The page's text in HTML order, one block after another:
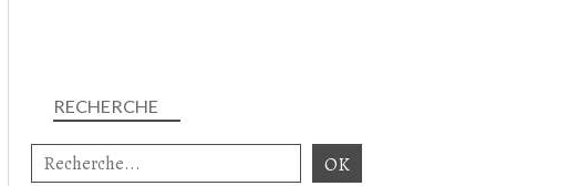
RECHERCHE